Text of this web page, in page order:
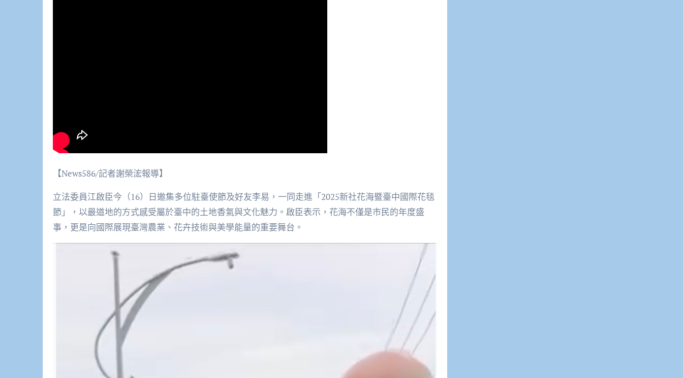
【News586/記者謝榮浤報導】
立法委員江啟臣今（16）日邀集多位駐臺使節及好友李易，一同走進「2025新社花海暨臺中國際花毯
節」，以最道地的方式感受屬於臺中的土地香氣與文化魅力。啟臣表示，花海不僅是市民的年度盛
事，更是向國際展現臺灣農業、花卉技術與美學能量的重要舞台。